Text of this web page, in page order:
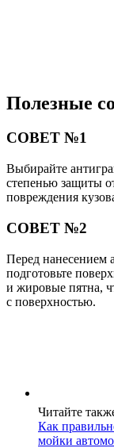
Полезные
СОВЕТ №1
Выбирайте
степенью защиты
повреждения
СОВЕТ №2
Перед нанесением
подготовьте
и жировые пятна,
с поверхностью.
Читайте
Как
мойки